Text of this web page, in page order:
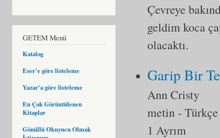
GETEM Menü
Katalog
Eser'e göre listeleme
Yazar'a göre listeleme
En Çok Görüntülenen
Kitaplar
Gönüllü Okuyucu Olmak
Çevreye
geldim koca
olacaktı.
Garip Bir
Ann Cristy
metin - Türkçe
1 Ayrım